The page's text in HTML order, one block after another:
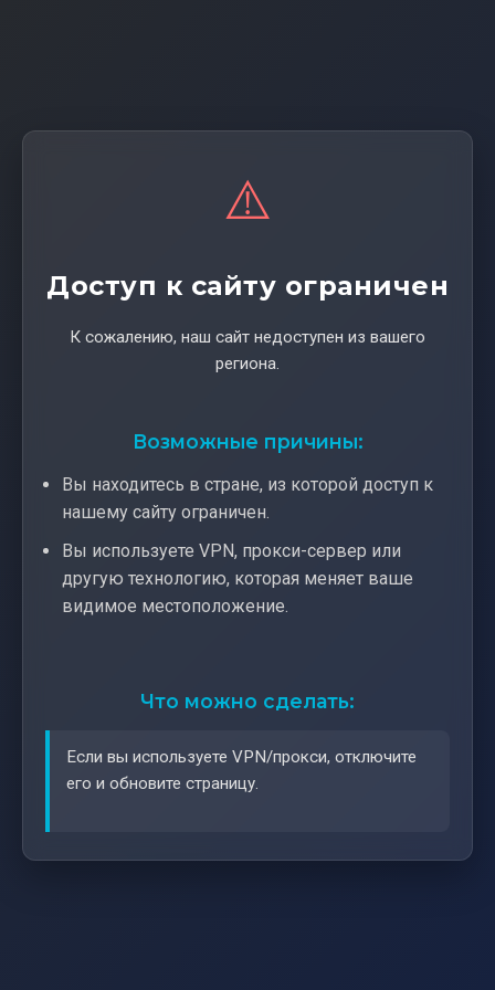
⚠️
Доступ к сайту ограничен
К сожалению, наш сайт недоступен из вашего
региона.
Возможные причины:
Вы находитесь в стране, из которой доступ к
нашему сайту ограничен.
Вы используете VPN, прокси-сервер или
другую технологию, которая меняет ваше
видимое местоположение.
Что можно сделать:
Если вы используете VPN/прокси, отключите
его и обновите страницу.